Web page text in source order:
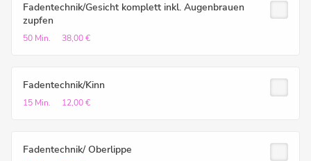
Fadentechnik/Gesicht komplett inkl. Augenbrauen
zupfen
50 Min. 38,00 €
Fadentechnik/Kinn
15 Min. 12,00 €
Fadentechnik/ Oberlippe